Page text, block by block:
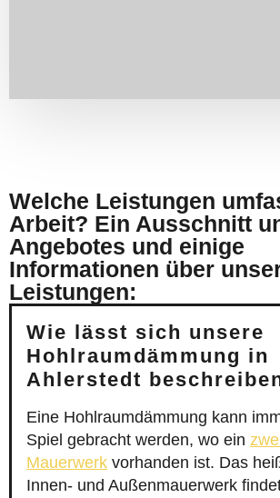
Welche Leistungen
Arbeit? Ein Ausschnitt
Angebotes und einige
Informationen über
Leistungen:
Wie lässt sich unsere
Hohlraumdämmung in
Ahlerstedt
Eine Hohlraumdämmung kann
Spiel gebracht werden, wo ein
Mauerwerk vorhanden ist. Das
Innen- und Außenmauerwerk